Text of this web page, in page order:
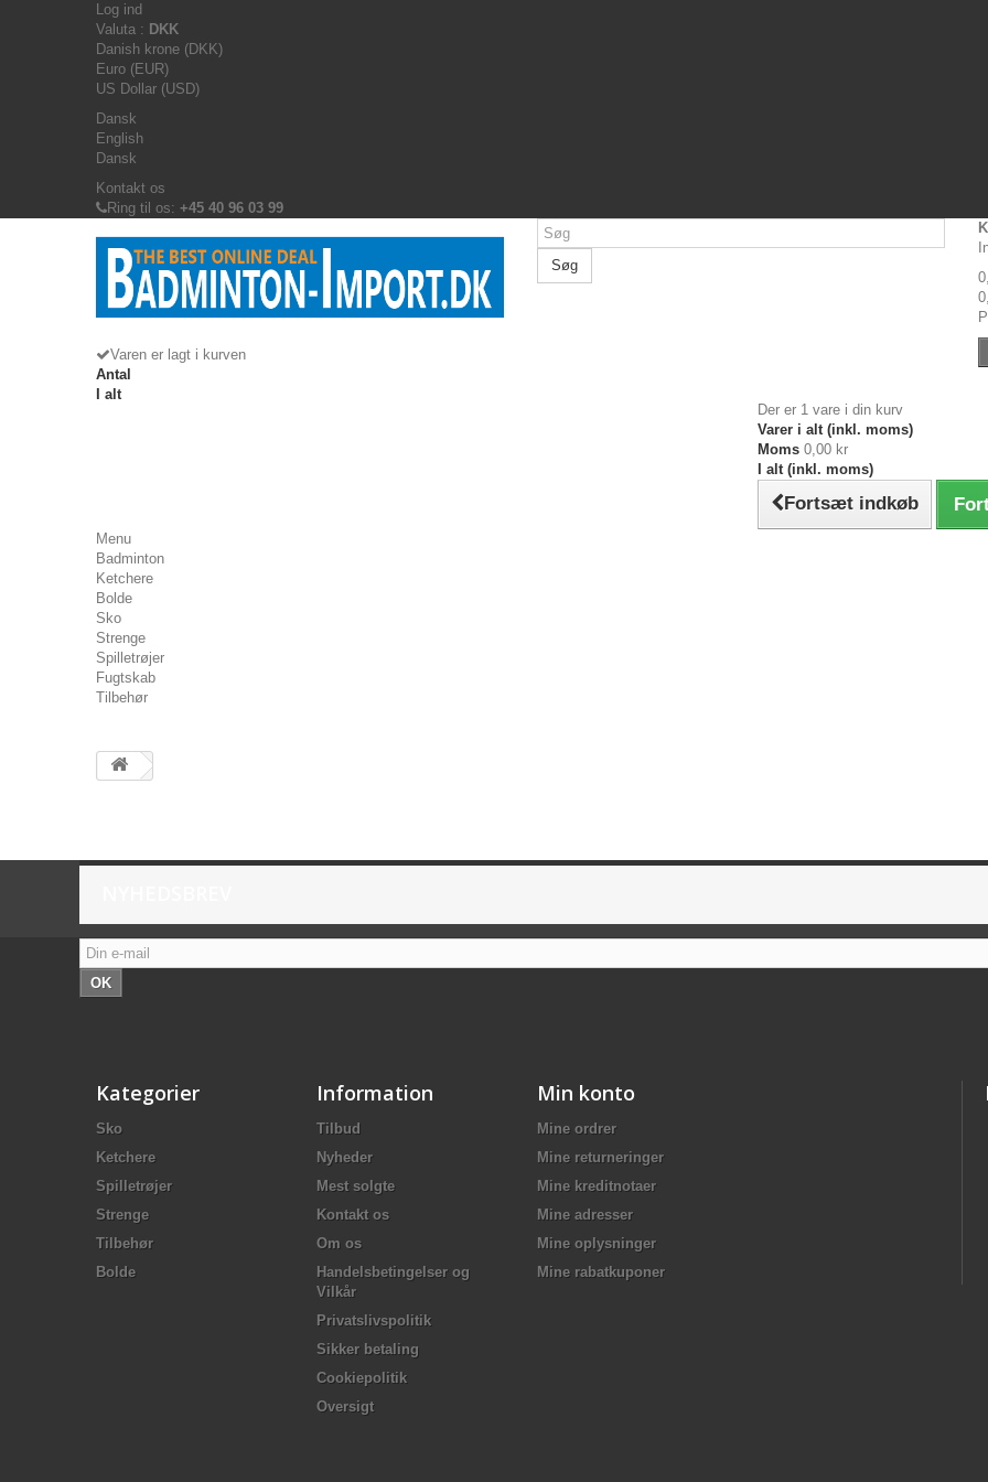
Log ind
Valuta : DKK
Danish krone (DKK)
Euro (EUR)
US Dollar (USD)
Dansk
English
Dansk
Kontakt os
Ring til os: +45 40 96 03 99
Søg
Varen er lagt i kurven
Antal
I alt
Der er 1 vare i din kurv
Varer i alt (inkl. moms)
Moms 0,00 kr
I alt (inkl. moms)
Fortsæt indkøb
Menu
Badminton
Ketchere
Bolde
Sko
Strenge
Spilletrøjer
Fugtskab
Tilbehør
OK
Kategorier
Sko
Ketchere
Spilletrøjer
Strenge
Tilbehør
Bolde
Information
Tilbud
Nyheder
Mest solgte
Kontakt os
Om os
Handelsbetingelser og
Vilkår
Privatslivspolitik
Sikker betaling
Cookiepolitik
Oversigt
Min konto
Mine ordrer
Mine returneringer
Mine kreditnotaer
Mine adresser
Mine oplysninger
Mine rabatkuponer